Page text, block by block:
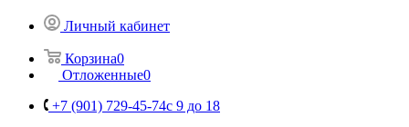
Личный кабинет
Корзина0
Отложенные0
+7 (901) 729-45-74c 9 до 18